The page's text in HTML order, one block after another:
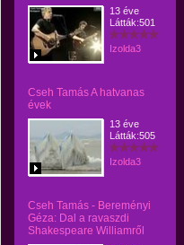
13 éve
Látták:501
Izolda3
Cseh Tamás A hatvanas
évek
13 éve
Látták:505
Izolda3
Cseh Tamás - Bereményi
Géza: Dal a ravaszdi
Shakespeare Williamről